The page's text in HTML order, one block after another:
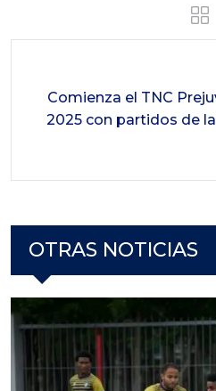
Comienza el TNC
2025 con partidos de
OTRAS NOTICIAS